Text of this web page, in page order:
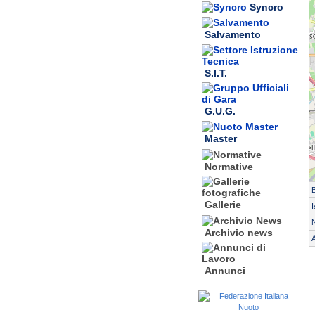
Syncro
Salvamento
S.I.T.
G.U.G.
Master
Normative
Gallerie
Archivio news
Annunci